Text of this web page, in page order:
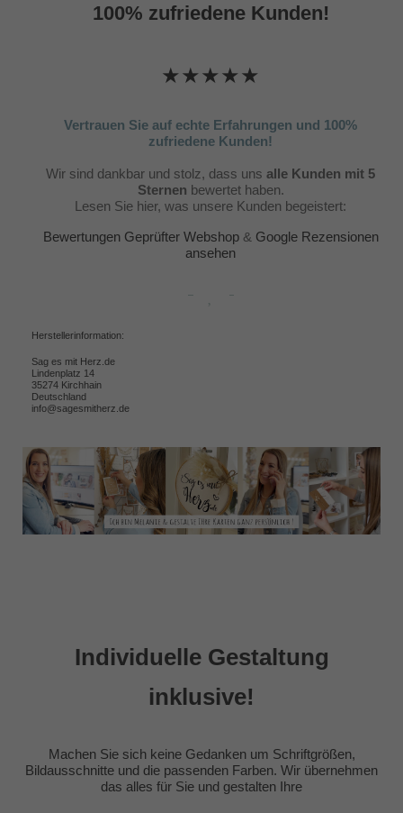
100% zufriedene Kunden!
★★★★★
Vertrauen Sie auf echte Erfahrungen und 100%
zufriedene Kunden!
Wir sind dankbar und stolz, dass uns alle Kunden mit 5
Sternen bewertet haben.
Lesen Sie hier, was unsere Kunden begeistert:
Bewertungen Geprüfter Webshop& Google Rezensionen
ansehen
Herstellerinformation:
Sag es mit Herz.de
Lindenplatz 14
35274 Kirchhain
Deutschland
info@sagesmitherz.de
Individuelle Gestaltung
inklusive!
Machen Sie sich keine Gedanken um Schriftgrößen,
Bildausschnitte und die passenden Farben. Wir übernehmen
das alles für Sie und gestalten Ihre